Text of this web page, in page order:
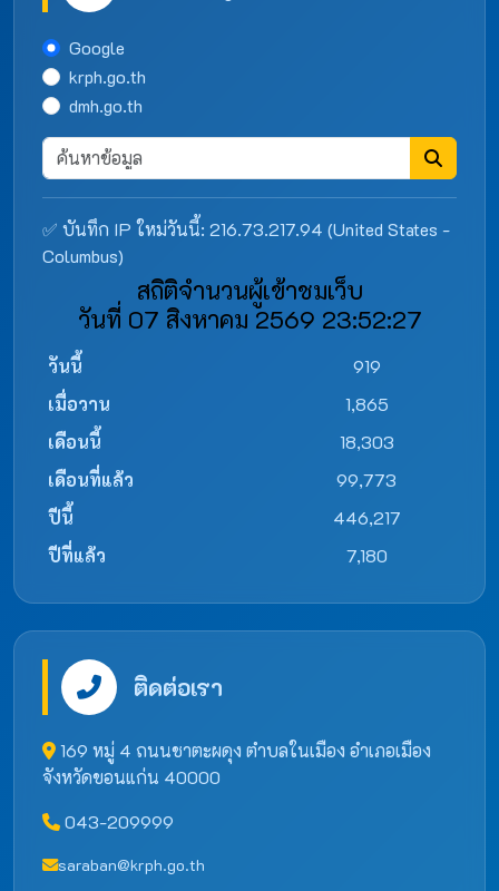
Google
krph.go.th
dmh.go.th
✅ บันทึก IP ใหม่วันนี้: 216.73.217.94 (United States -
Columbus)
สถิติจำนวนผู้เข้าชมเว็บ
วันที่ 07 สิงหาคม 2569 23:52:27
วันนี้
919
เมื่อวาน
1,865
เดือนนี้
18,303
เดือนที่แล้ว
99,773
ปีนี้
446,217
ปีที่แล้ว
7,180
ติดต่อเรา
169 หมู่ 4 ถนนชาตะผดุง ตำบลในเมือง อำเภอเมือง
จังหวัดขอนแก่น 40000
043-209999
saraban@krph.go.th